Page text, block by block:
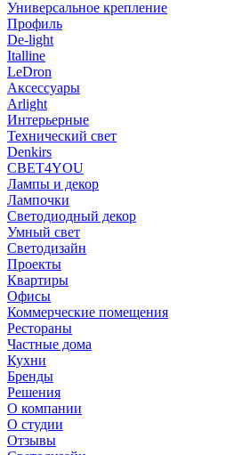
Универсальное крепление
Профиль
De-light
Italline
LeDron
Аксессуары
Arlight
Интерьерные
Технический свет
Denkirs
СВЕТ4YOU
Лампы и декор
Лампочки
Светодиодный декор
Умный свет
Светодизайн
Проекты
Квартиры
Офисы
Коммерческие помещения
Рестораны
Частные дома
Кухни
Бренды
Решения
О компании
О студии
Отзывы